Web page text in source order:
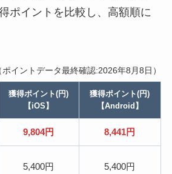
ポイントを比較し、高額順に
ポイントデータ最終確認:2026年8月8日）
獲得ポイント(円)
【iOS】
獲得ポイント(円)
【Android】
9,804円 8,441円
5,400円 5,400円